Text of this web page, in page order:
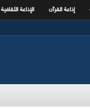
إذاعة القرآن الإذاعة الثقافية